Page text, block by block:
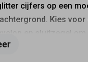
cijfers op een
Kies voor
en sluitzegel om